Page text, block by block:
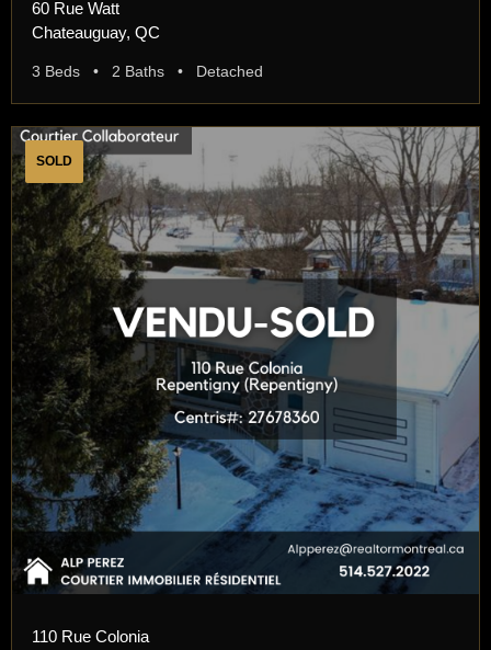
60 Rue Watt
Chateauguay, QC
3 Beds • 2 Baths • Detached
SOLD
110 Rue Colonia